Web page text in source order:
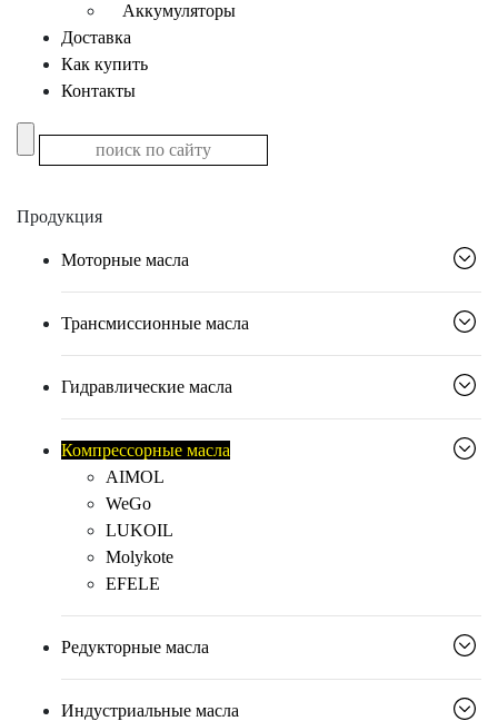
Аккумуляторы
Доставка
Как купить
Контакты
Продукция
Моторные масла
Трансмиссионные масла
Гидравлические масла
Компрессорные масла
AIMOL
WeGo
LUKOIL
Molykote
EFELE
Редукторные масла
Индустриальные масла